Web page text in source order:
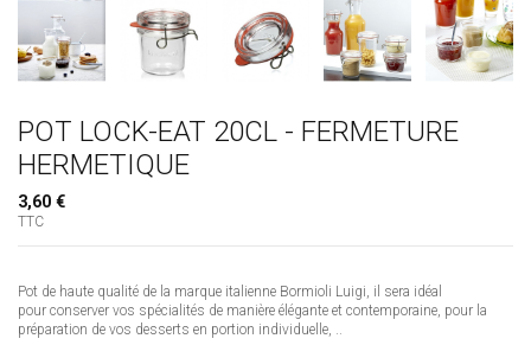
POT LOCK-EAT 20CL - FERMETURE
HERMETIQUE
3,60 €
TTC
Pot de haute qualité de la marque italienne Bormioli Luigi, il sera idéal
pour conserver vos spécialités de manière élégante et contemporaine, pour la
préparation de vos desserts en portion individuelle, ..